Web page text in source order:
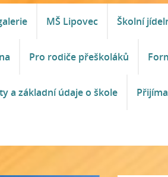
MŠ Lipovec Školní
Pro rodiče přeškoláků
a základní údaje o škole